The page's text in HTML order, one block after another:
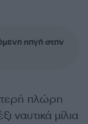
πηγή στην
πλώρη
ναυτικά μίλια